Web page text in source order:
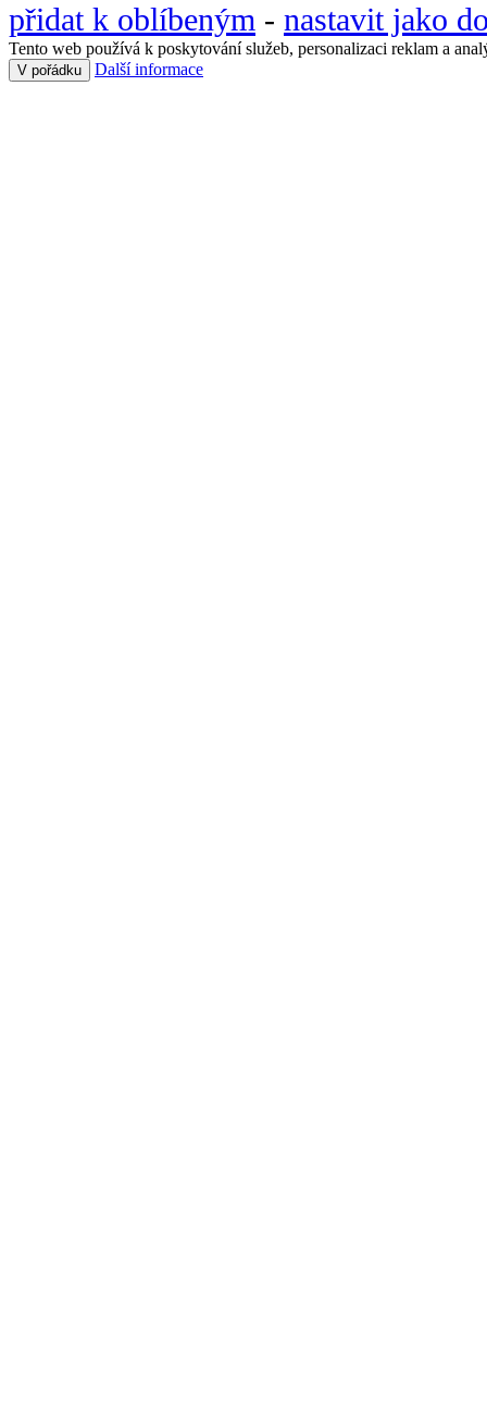
přidat k oblíbeným - nastavit jako
Tento web používá k poskytování služeb, personalizaci reklam a
V pořádku Další informace